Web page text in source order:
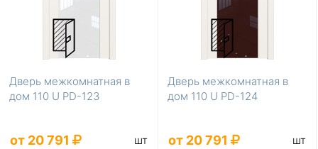
Дверь межкомнатная в
дом 110 U PD-123
от 20 791 шт
Дверь межкомнатная в
дом 110 U PD-124
от 20 791 шт